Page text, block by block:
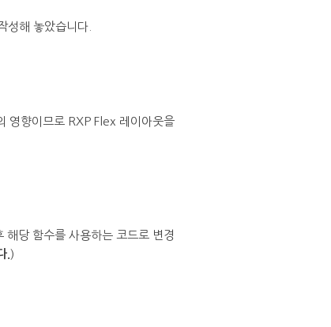
성해 놓았습니다.
영향이므로 RXP Flex 레이아웃을
해당 함수를 사용하는 코드로 변경
. )